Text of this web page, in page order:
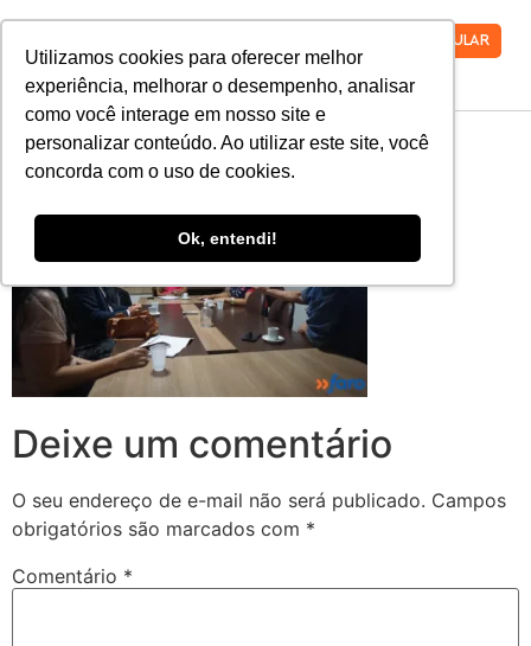
Utilizamos cookies para oferecer melhor
experiência, melhorar o desempenho, analisar
como você interage em nosso site e
personalizar conteúdo. Ao utilizar este site, você
concorda com o uso de cookies.
Ok, entendi!
VESTIBULAR
1-1-2
Deixe um comentário
O seu endereço de e-mail não será publicado. Campos
obrigatórios são marcados com *
Comentário *